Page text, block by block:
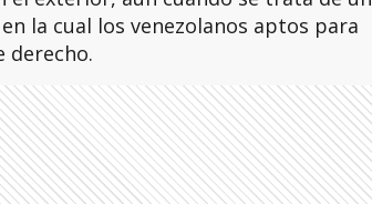
la cual los venezolanos aptos para
derecho.